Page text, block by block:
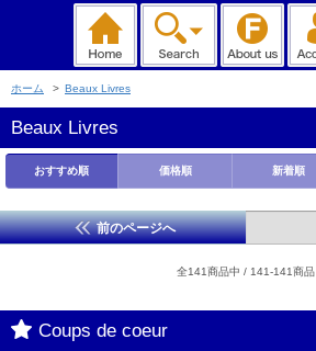
ホーム > Beaux Livres
Beaux Livres
おすすめ順 価格順 新着順
前のページへ
全141商品中 / 141-141商品
Coups de coeur